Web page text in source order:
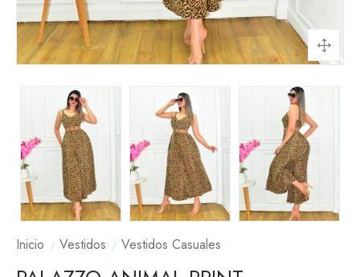
Inicio Vestidos Vestidos Casuales